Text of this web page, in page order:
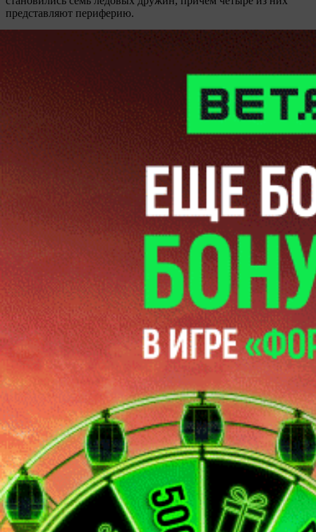
представляют периферию.
Газета
Контакты
Обратная связь
ООО "Прессбол-91", УНП 191094987, Республика Беларусь, г.
Минск, пр. Победителей, 20/3-221. Газета зарегистрирована
Министерством информации Республики Беларусь и внесена
Использовать форму
Забыли пароль?
Войти
Регистрация
Регистрация
Использовать форму для регистрации Использовать форму
Я принимаю условияпользовательского соглашенияи
согласен на обработку персональных данных согласно
политике конфиденциальности